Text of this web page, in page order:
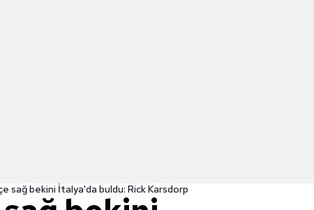
sağ bekini İtalya'da buldu: Rick Karsdorp